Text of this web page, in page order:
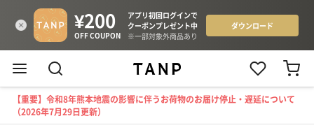
【重要】令和8年熊本地震の影響に伴うお荷物のお届け停止・遅延について
（2026年7月29日更新）